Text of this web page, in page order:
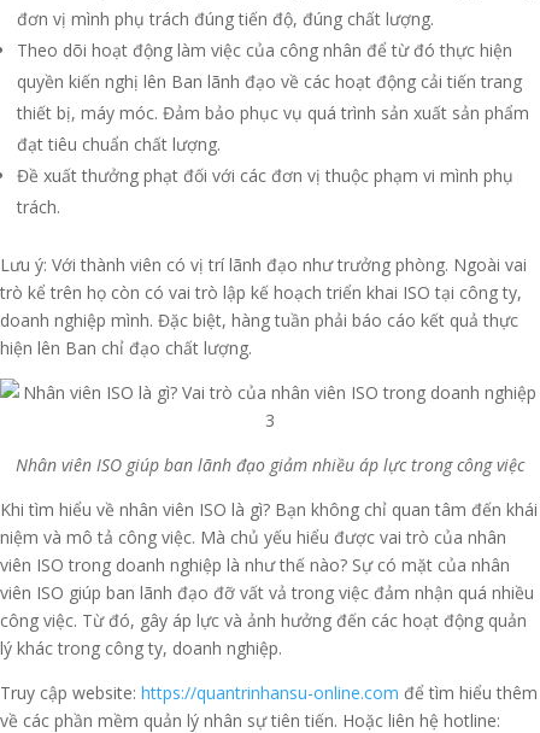
đơn vị mình phụ trách đúng tiến độ, đúng chất lượng.
Theo dõi hoạt động làm việc của công nhân để từ đó thực hiện
quyền kiến nghị lên Ban lãnh đạo về các hoạt động cải tiến trang
thiết bị, máy móc. Đảm bảo phục vụ quá trình sản xuất sản phẩm
đạt tiêu chuẩn chất lượng.
Đề xuất thưởng phạt đối với các đơn vị thuộc phạm vi mình phụ
trách.
Lưu ý: Với thành viên có vị trí lãnh đạo như trưởng phòng. Ngoài vai
trò kể trên họ còn có vai trò lập kế hoạch triển khai ISO tại công ty,
doanh nghiệp mình. Đặc biệt, hàng tuần phải báo cáo kết quả thực
hiện lên Ban chỉ đạo chất lượng.
Nhân viên ISO giúp ban lãnh đạo giảm nhiều áp lực trong công việc
Khi tìm hiểu về nhân viên ISO là gì? Bạn không chỉ quan tâm đến khái
niệm và mô tả công việc. Mà chủ yếu hiểu được vai trò của nhân
viên ISO trong doanh nghiệp là như thế nào? Sự có mặt của nhân
viên ISO giúp ban lãnh đạo đỡ vất vả trong việc đảm nhận quá nhiều
công việc. Từ đó, gây áp lực và ảnh hưởng đến các hoạt động quản
lý khác trong công ty, doanh nghiệp.
Truy cập website: https://quantrinhansu-online.com để tìm hiểu thêm
về các phần mềm quản lý nhân sự tiên tiến. Hoặc liên hệ hotline: